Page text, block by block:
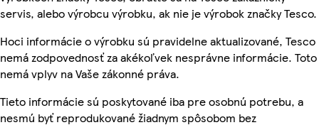
servis, alebo výrobcu výrobku, ak nie je výrobok značky Tesco.
Hoci informácie o výrobku sú pravidelne aktualizované, Tesco
nemá zodpovednosť za akékoľvek nesprávne informácie. Toto
nemá vplyv na Vaše zákonné práva.
Tieto informácie sú poskytované iba pre osobnú potrebu, a
nesmú byť reprodukované žiadnym spôsobom bez